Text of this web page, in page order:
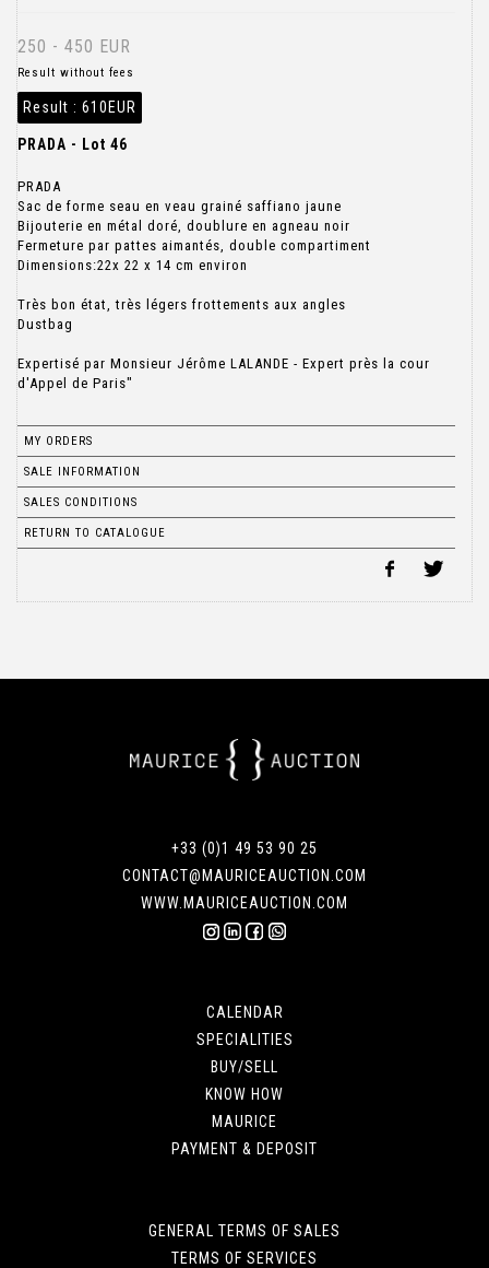
250 - 450 EUR
Result without fees
Result : 610EUR
PRADA - Lot 46
PRADA
Sac de forme seau en veau grainé saffiano jaune
Bijouterie en métal doré, doublure en agneau noir
Fermeture par pattes aimantés, double compartiment
Dimensions:22x 22 x 14 cm environ
Très bon état, très légers frottements aux angles
Dustbag
Expertisé par Monsieur Jérôme LALANDE - Expert près la cour
d'Appel de Paris"
MY ORDERS
SALE INFORMATION
SALES CONDITIONS
RETURN TO CATALOGUE
+33 (0)1 49 53 90 25
CONTACT@MAURICEAUCTION.COM
WWW.MAURICEAUCTION.COM
CALENDAR
SPECIALITIES
BUY/SELL
KNOW HOW
MAURICE
PAYMENT & DEPOSIT
GENERAL TERMS OF SALES
TERMS OF SERVICES